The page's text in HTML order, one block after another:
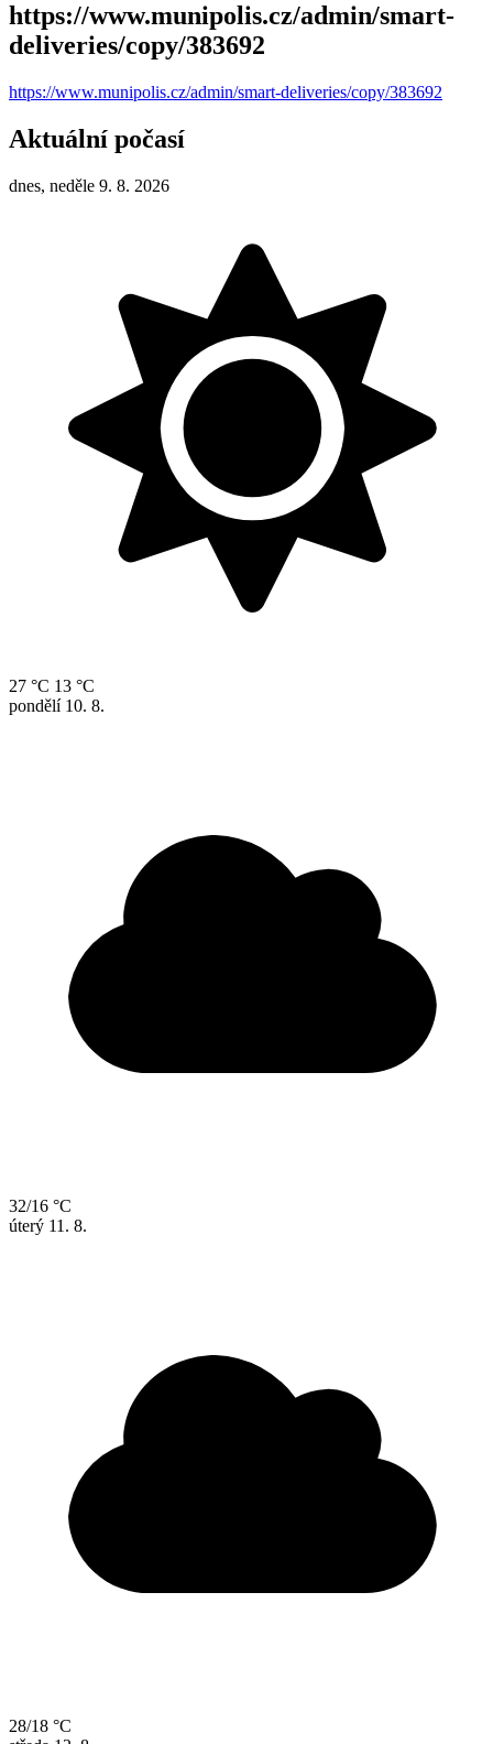
https://www.munipolis.cz/admin/smart-
deliveries/copy/383692
https://www.munipolis.cz/admin/smart-deliveries/copy/383692
Aktuální počasí
dnes, neděle 9. 8. 2026
27 °C 13 °C
pondělí 10. 8.
32/16 °C
úterý 11. 8.
28/18 °C